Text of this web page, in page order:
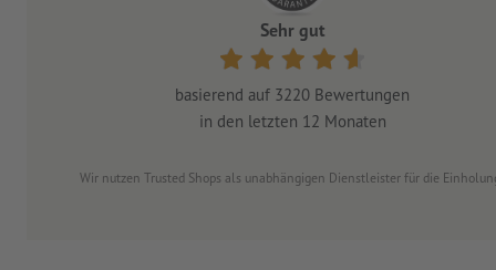
Sehr gut
basierend auf 3220 Bewertungen
in den letzten 12 Monaten
Wir nutzen Trusted Shops als unabhängigen Dienstleister für die